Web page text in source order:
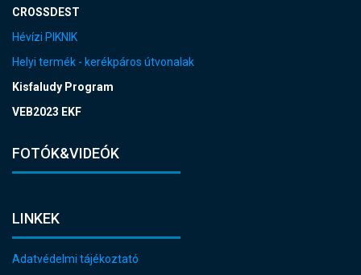
CROSSDEST
Hévízi PIKNIK
Helyi termék - kerékpáros útvonalak
Kisfaludy Program
VEB2023 EKF
FOTÓK&VIDEÓK
LINKEK
Adatvédelmi tájékoztató